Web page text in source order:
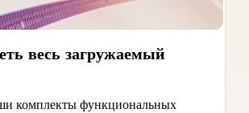
весь загружаемый
комплекты функциональных